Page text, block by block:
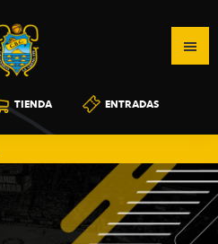
TIENDA ENTRADAS